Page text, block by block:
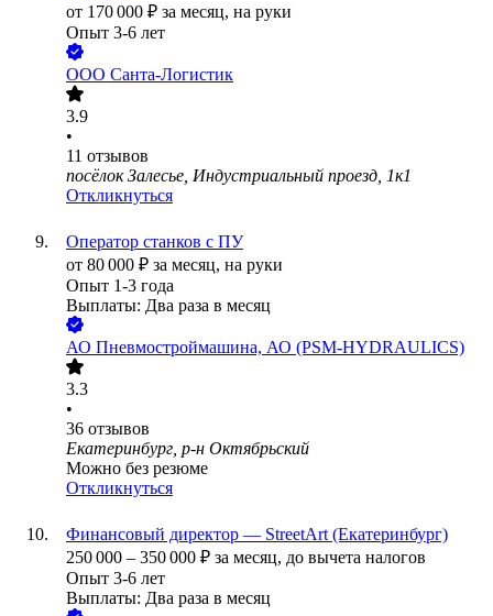
от 170 000 ₽ за месяц, на руки
Опыт 3-6 лет
ООО Санта-Логистик
3.9
•
11 отзывов
посёлок Залесье, Индустриальный проезд, 1к1
Откликнуться
Оператор станков с ПУ
от 80 000 ₽ за месяц, на руки
Опыт 1-3 года
Выплаты: Два раза в месяц
АО Пневмостроймашина, АО (PSM-HYDRAULICS)
3.3
•
36 отзывов
Екатеринбург, р-н Октябрьский
Можно без резюме
Откликнуться
Финансовый директор — StreetArt (Екатеринбург)
250 000 – 350 000 ₽ за месяц, до вычета налогов
Опыт 3-6 лет
Выплаты: Два раза в месяц